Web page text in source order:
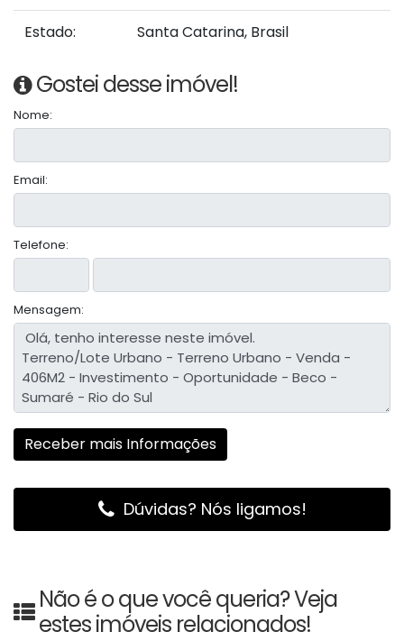
Estado: Santa Catarina, Brasil
Gostei desse imóvel!
Nome:
Email:
Telefone:
Mensagem:
Dúvidas? Nós ligamos!
Não é o que você queria? Veja
estes imóveis relacionados!